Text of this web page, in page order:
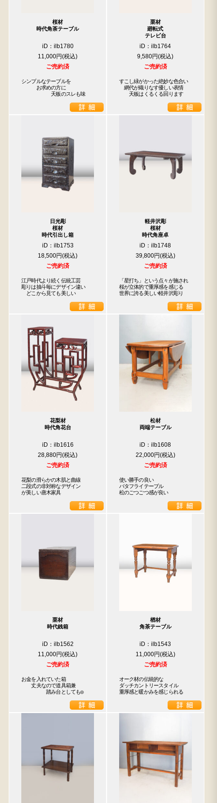
桜材
時代角茶テーブル
iD：ilb1780
11,000円
ご売約済
シンプルなテーブルを
お求めの方に
天板のスレも味
栗材
廻転式
テレビ台
iD：ilb1764
9,580円
ご売約済
すこし緑がかった絶妙な色合い
網代が織りなす優しい表情
天板はくるくる回ります
日光彫
桜材
時代引出し箱
iD：ilb1753
18,500円
ご売約済
江戸時代より続く伝統工芸
彫りは抽斗毎にデザイン違い
どこから見ても美しい
軽井沢彫
桜材
時代角座卓
iD：ilb1748
39,800円
ご売約済
「星打ち」という点々が施され
桜が立体的で重厚感を感じる
世界に誇る美しい軽井沢彫り
花梨材
時代角花台
iD：ilb1616
28,880円
ご売約済
花梨の滑らかの木肌と曲線
二段式の非対称なデザイン
が美しい唐木家具
松材
両端テーブル
iD：ilb1608
22,000円
ご売約済
使い勝手の良い
バタフライテーブル
松のごつごつ感が良い
栗材
時代銭箱
iD：ilb1562
11,000円
ご売約済
お金を入れていた箱
丈夫なので道具箱兼
踏み台としても◎
楢材
角茶テーブル
iD：ilb1543
11,000円
ご売約済
オーク材の伝統的な
ダッチカントリースタイル
重厚感と暖かみを感じられる